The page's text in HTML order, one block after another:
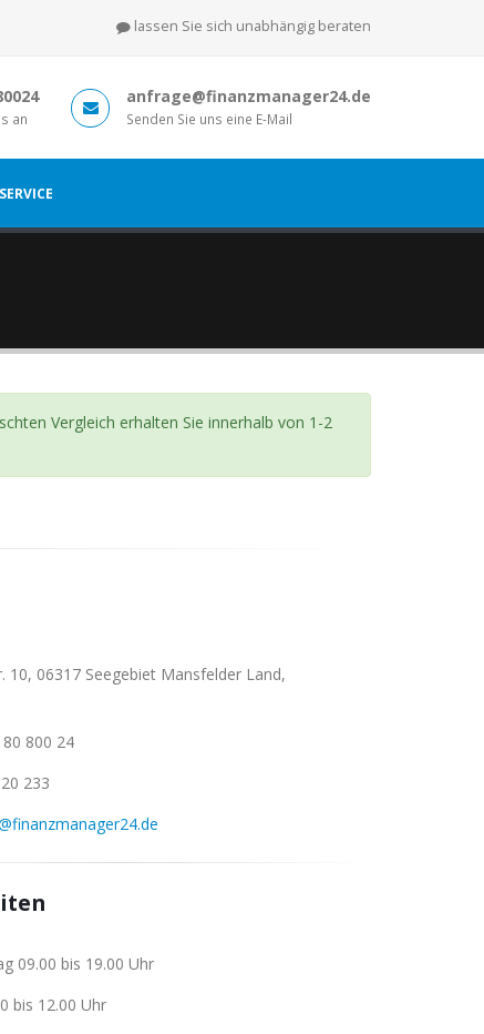
lassen Sie sich unabhängig beraten
an
anfrage@finanzmanager24.de
Senden Sie uns eine E-Mail
SERVICE
Vergleich erhalten Sie innerhalb von 1-2
10, 06317 Seegebiet Mansfelder Land,
800 24
233
09.00 bis 19.00 Uhr
bis 12.00 Uhr